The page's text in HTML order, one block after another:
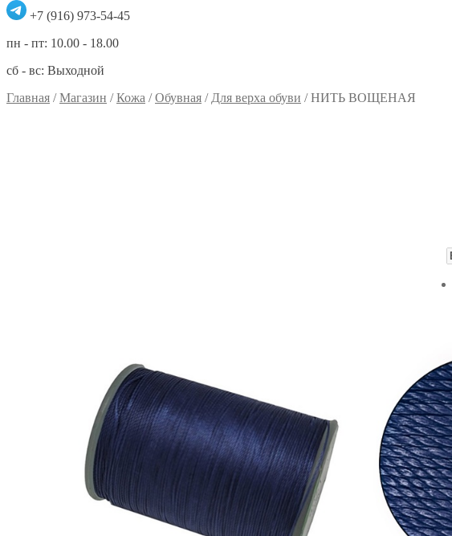
+7 (916) 973-54-45
пн - пт: 10.00 - 18.00
сб - вс: Выходной
Главная /Магазин /Кожа /Обувная / Для верха обуви /НИТЬ ВОЩЕНАЯ